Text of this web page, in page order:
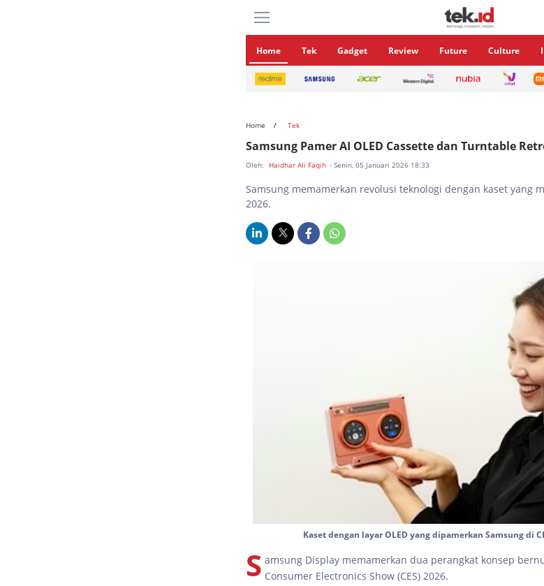
Home Tek Gadget Review Future Culture
Home Tek
Samsung Pamer AI OLED Cassette dan Turntable
Oleh: Haidhar Ali Faqih - Senin, 05 Januari 2026 18:33
Samsung memamerkan revolusi teknologi dengan kaset yang
2026.
Kaset dengan layar OLED yang dipamerkan Samsung di
S amsung Display memamerkan dua perangkat konsep
Consumer Electronics Show (CES) 2026.